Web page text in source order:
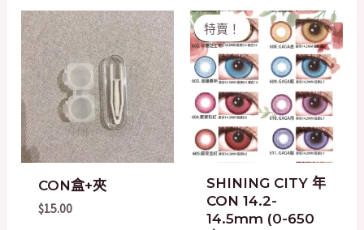
CON盒+夾
$15.00
特賣！
SHINING CITY 年
CON 14.2-
14.5mm (0-650
Original
price
was:
$158.00.
Current
price
is:
$50.00.